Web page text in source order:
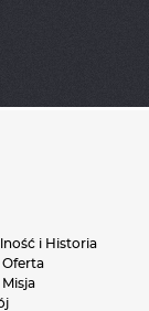
i Historia
Oferta
Misja